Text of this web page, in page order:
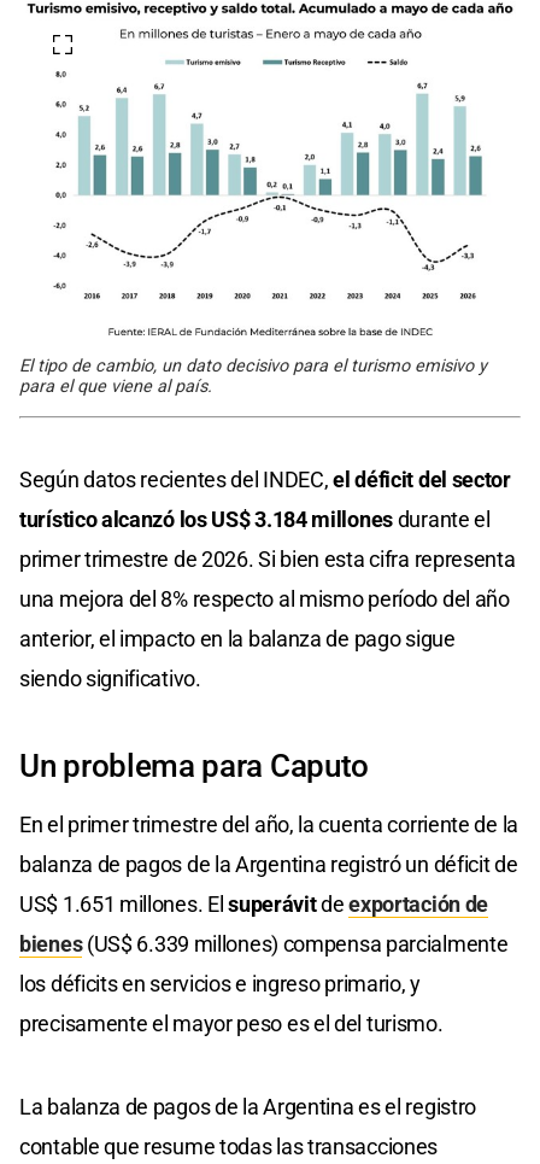
El tipo de cambio, un dato decisivo para el turismo emisivo y
para el que viene al país.
Según datos recientes del INDEC,el déficit del sector
turístico alcanzó los US$ 3.184 millonesdurante el
primer trimestre de 2026. Si bien esta cifra representa
una mejora del 8% respecto al mismo período del año
anterior, el impacto en la balanza de pago sigue
siendo significativo.
Un problema para Caputo
En el primer trimestre del año, la cuenta corriente de la
balanza de pagos de la Argentina registró un déficit de
US$ 1.651 millones. Elsuperávitdeexportación de
bienes(US$ 6.339 millones) compensa parcialmente
los déficits en servicios e ingreso primario, y
precisamente el mayor peso es el del turismo.
La balanza de pagos de la Argentina es el registro
contable que resume todas las transacciones